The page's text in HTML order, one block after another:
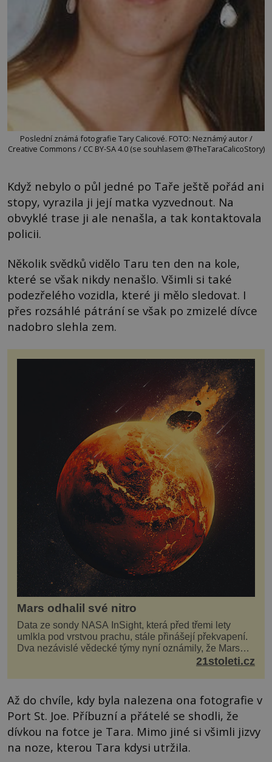
Poslední známá fotografie Tary Calicové. FOTO: Neznámý autor /
Creative Commons / CC BY-SA 4.0 (se souhlasem @TheTaraCalicoStory)
Když nebylo o půl jedné po Taře ještě pořád ani
stopy, vyrazila ji její matka vyzvednout. Na
obvyklé trase ji ale nenašla, a tak kontaktovala
policii.
Několik svědků vidělo Taru ten den na kole,
které se však nikdy nenašlo. Všimli si také
podezřelého vozidla, které ji mělo sledovat. I
přes rozsáhlé pátrání se však po zmizelé dívce
nadobro slehla zem.
Mars odhalil své nitro
Data ze sondy NASA InSight, která před třemi lety
umlkla pod vrstvou prachu, stále přinášejí překvapení.
Dva nezávislé vědecké týmy nyní oznámily, že Mars
má nejen plášť plný trosek z dávných impaktů,...21stoleti.cz
Až do chvíle, kdy byla nalezena ona fotografie v
Port St. Joe. Příbuzní a přátelé se shodli, že
dívkou na fotce je Tara. Mimo jiné si všimli jizvy
na noze, kterou Tara kdysi utržila.